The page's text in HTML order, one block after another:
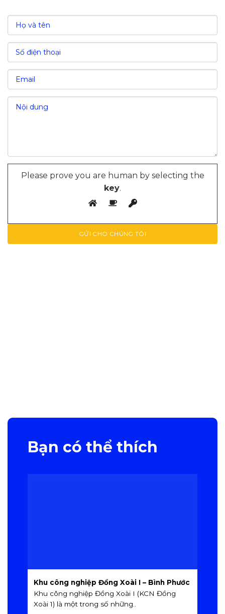
Hỗ trợ tìm kiếm và tuyển dụng nhân lực
VII. Nguồn lao động và chi phí nhân công
Please prove you are human by selecting the
key.
Bạn có thể thích
Khu công nghiệp Đồng Xoài I – Bình Phước
Khu công nghiệp Đồng Xoài I (KCN Đồng
Xoài 1) là một trong số những..